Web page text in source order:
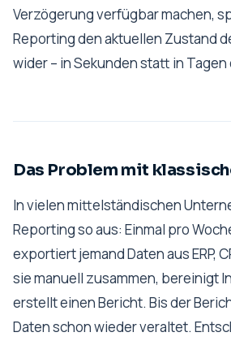
Verzögerung verfügbar machen,
Reporting den aktuellen Zustand
wider – in Sekunden statt in Tagen
Das Problem mit
In vielen mittelständischen
Reporting so aus: Einmal pro
exportiert jemand Daten aus ERP,
sie manuell zusammen, bereinigt
erstellt einen Bericht. Bis der
Daten schon wieder veraltet.